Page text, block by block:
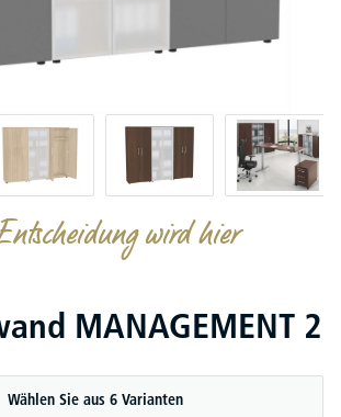
wird hier
MANAGEMENT 2
Wählen Sie aus 6 Varianten